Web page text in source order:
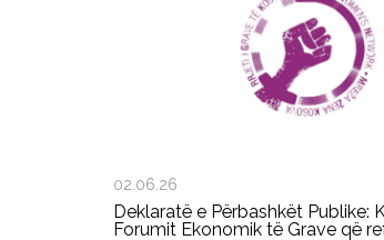
02.06.26
Deklaratë e Përbashkët Publike:
Forumit Ekonomik të Grave që